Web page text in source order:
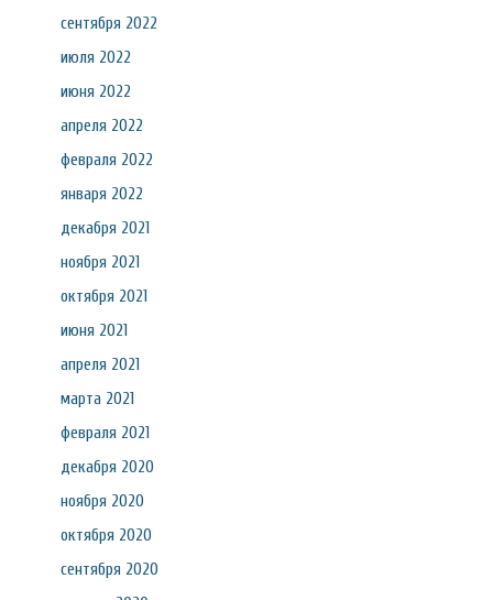
сентября 2022
июля 2022
июня 2022
апреля 2022
февраля 2022
января 2022
декабря 2021
ноября 2021
октября 2021
июня 2021
апреля 2021
марта 2021
февраля 2021
декабря 2020
ноября 2020
октября 2020
сентября 2020